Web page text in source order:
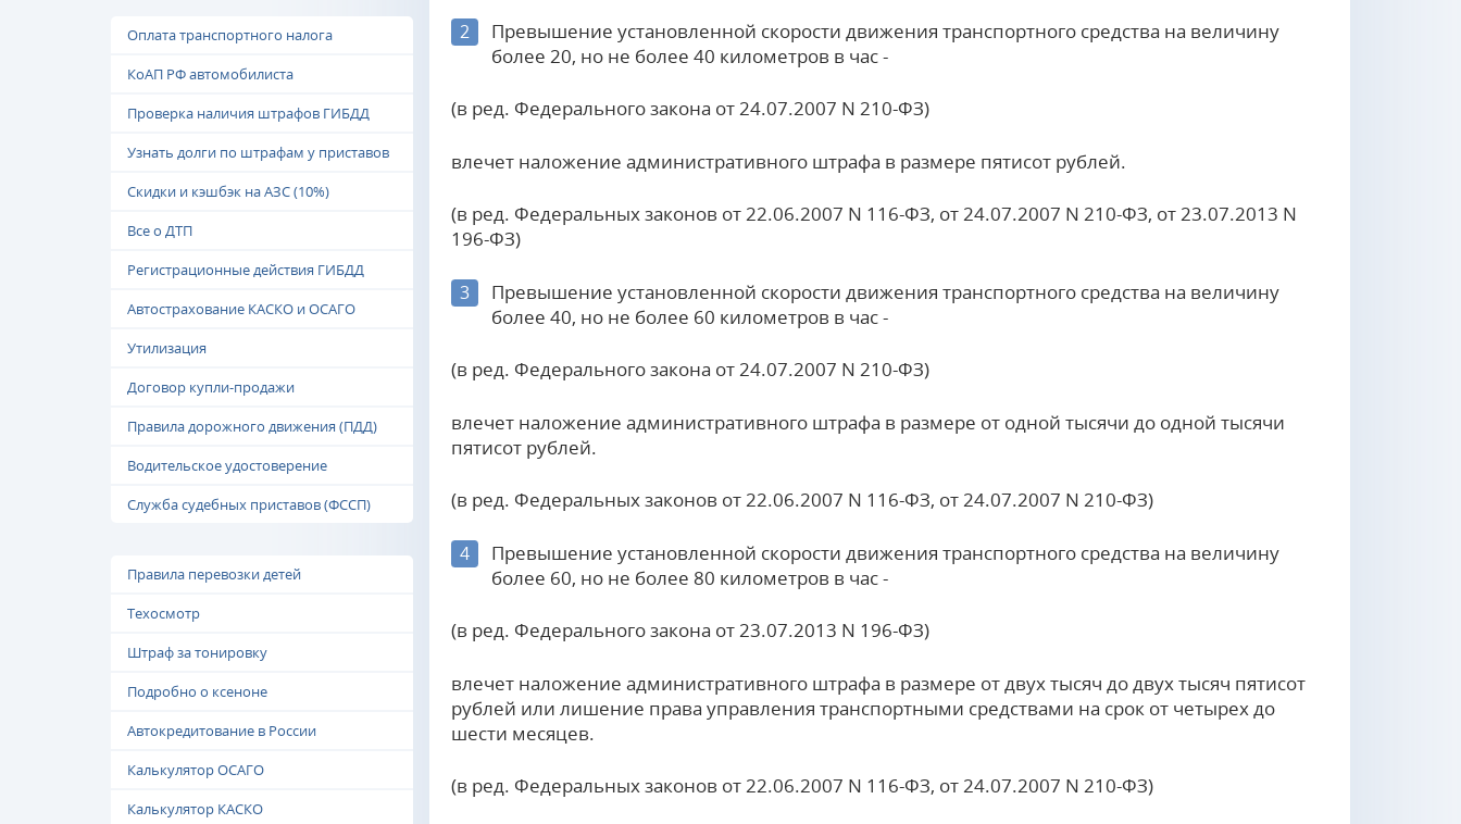
2
Превышение установленной скорости движения транспортного средства на величину
более 20, но не более 40 километров в час -
(в ред. Федерального закона от 24.07.2007 N 210-ФЗ)
влечет наложение административного штрафа в размере пятисот рублей.
(в ред. Федеральных законов от 22.06.2007 N 116-ФЗ, от 24.07.2007 N 210-ФЗ, от 23.07.2013 N
196-ФЗ)
3
Превышение установленной скорости движения транспортного средства на величину
более 40, но не более 60 километров в час -
(в ред. Федерального закона от 24.07.2007 N 210-ФЗ)
влечет наложение административного штрафа в размере от одной тысячи до одной тысячи
пятисот рублей.
(в ред. Федеральных законов от 22.06.2007 N 116-ФЗ, от 24.07.2007 N 210-ФЗ)
4
Превышение установленной скорости движения транспортного средства на величину
более 60, но не более 80 километров в час -
(в ред. Федерального закона от 23.07.2013 N 196-ФЗ)
влечет наложение административного штрафа в размере от двух тысяч до двух тысяч пятисот
рублей или лишение права управления транспортными средствами на срок от четырех до
шести месяцев.
(в ред. Федеральных законов от 22.06.2007 N 116-ФЗ, от 24.07.2007 N 210-ФЗ)
Оплата транспортного налога
КоАП РФ автомобилиста
Проверка наличия штрафов ГИБДД
Узнать долги по штрафам у приставов
Скидки и кэшбэк на АЗС (10%)
Все о ДТП
Регистрационные действия ГИБДД
Автострахование КАСКО и ОСАГО
Утилизация
Договор купли-продажи
Правила дорожного движения (ПДД)
Водительское удостоверение
Служба судебных приставов (ФССП)
Правила перевозки детей
Техосмотр
Штраф за тонировку
Подробно о ксеноне
Автокредитование в России
Калькулятор ОСАГО
Калькулятор КАСКО